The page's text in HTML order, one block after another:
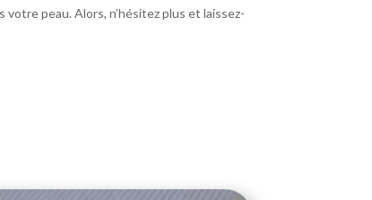
peau. Alors, n’hésitez plus et laissez-